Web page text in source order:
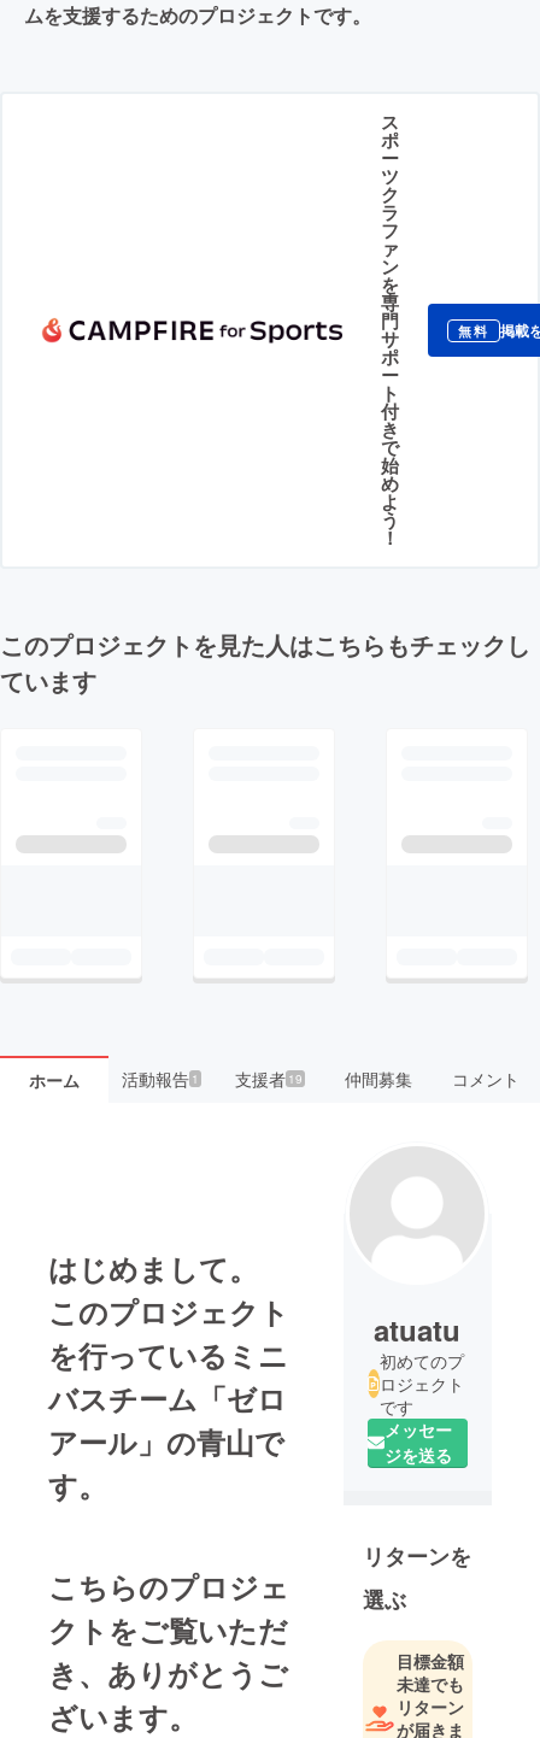
ムを支援するためのプロジェクトです。
ス
ポ
ー
ツ
ク
ラ
フ
ァ
ン
を
専
門
サ
ポ
ー
ト
付
き
で
始
め
よ
う
！
無料 掲載
このプロジェクトを見た人はこちらもチェックし
ています
ホーム 活動報告1 支援者 19 仲間募集 コメント
はじめまして。
このプロジェクト
を行っているミニ
バスチーム「ゼロ
アール」の青山で
す。
こちらのプロジェ
クトをご覧いただ
き、ありがとうご
ざいます。
atuatu
初めてのプ
ロジェクト
です
メッセー
ジを送る
リターンを
選ぶ
目標金額
未達でも
リターン
が届きま